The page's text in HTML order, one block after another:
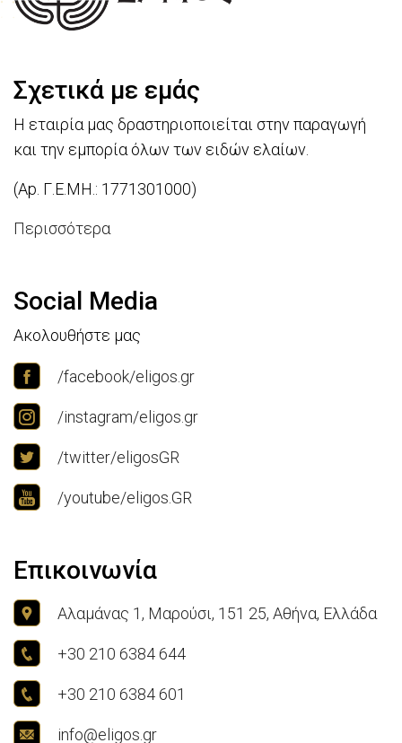
Σχετικά με εμάς
Η εταιρία μας δραστηριοποιείται στην παραγωγή
και την εμπορία όλων των ειδών ελαίων.
(Ap. Γ.Ε.ΜΗ.: 1771301000)
Περισσότερα
Social Media
Ακολουθήστε μας
/facebook/eligos.gr
/instagram/eligos.gr
/twitter/eligosGR
/youtube/eligos.GR
Επικοινωνία
Αλαμάνας 1, Μαρούσι, 151 25, Αθήνα, Ελλάδα
+30 210 6384 644
+30 210 6384 601
info@eligos.gr